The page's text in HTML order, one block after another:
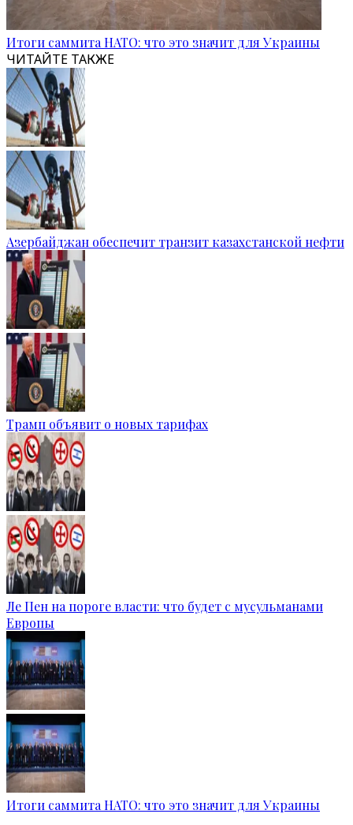
Итоги саммита НАТО: что это значит для Украины
ЧИТАЙТЕ ТАКЖЕ
Азербайджан обеспечит транзит казахстанской нефти
Трамп объявит о новых тарифах
Ле Пен на пороге власти: что будет с мусульманами
Европы
Итоги саммита НАТО: что это значит для Украины